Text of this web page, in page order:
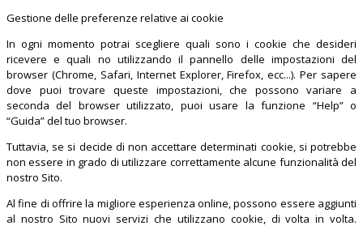
Gestione delle preferenze relative ai cookie
In ogni momento potrai scegliere quali sono i cookie che desideri
ricevere e quali no utilizzando il pannello delle impostazioni del
browser (Chrome, Safari, Internet Explorer, Firefox, ecc...). Per sapere
dove puoi trovare queste impostazioni, che possono variare a
seconda del browser utilizzato, puoi usare la funzione “Help” o
“Guida” del tuo browser.
Tuttavia, se si decide di non accettare determinati cookie, si potrebbe
non essere in grado di utilizzare correttamente alcune funzionalità del
nostro Sito.
Al fine di offrire la migliore esperienza online, possono essere aggiunti
al nostro Sito nuovi servizi che utilizzano cookie, di volta in volta.